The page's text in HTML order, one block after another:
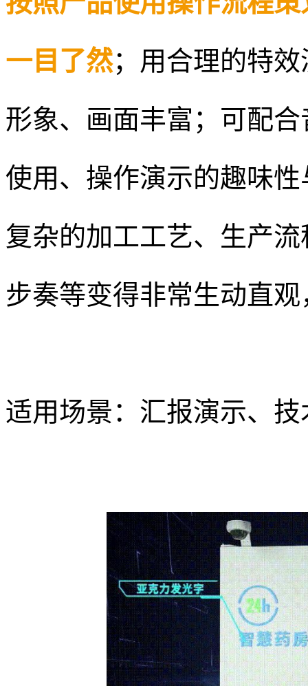
一目了然；用合理的特
形象、画面丰富；可配
使用、操作演示的趣味
复杂的加工工艺、生产
步奏等变得非常生动直观
适用场景：汇报演示、